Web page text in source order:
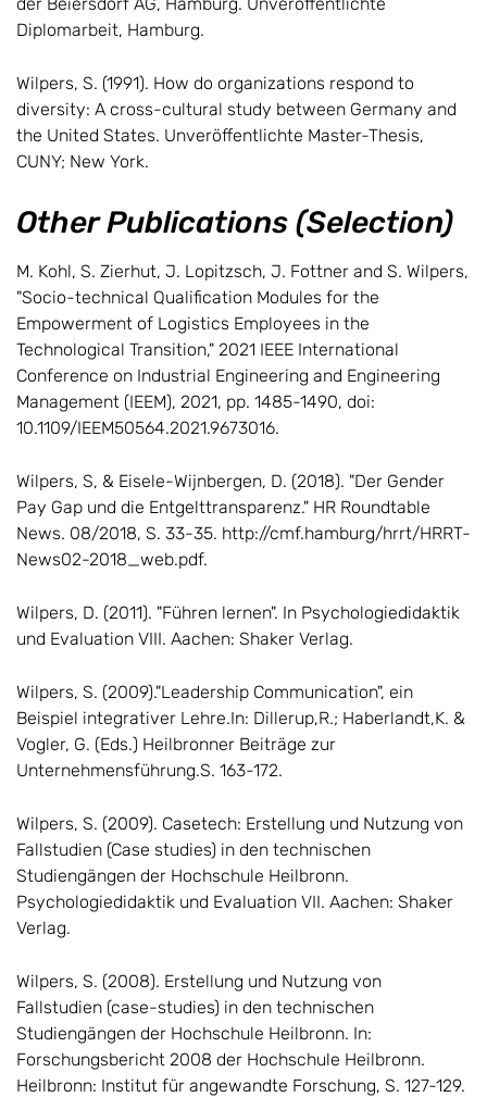
Diplomarbeit, Hamburg.
Wilpers, S. (1991). How do organizations respond to
diversity: A cross-cultural study between Germany and
the United States. Unveröffentlichte Master-Thesis,
CUNY; New York.
Other Publications (Selection)
M. Kohl, S. Zierhut, J. Lopitzsch, J. Fottner and S. Wilpers,
"Socio-technical Qualification Modules for the
Empowerment of Logistics Employees in the
Technological Transition," 2021 IEEE International
Conference on Industrial Engineering and Engineering
Management (IEEM), 2021, pp. 1485-1490, doi:
10.1109/IEEM50564.2021.9673016.
Wilpers, S, & Eisele-Wijnbergen, D. (2018). "Der Gender
Pay Gap und die Entgelttransparenz." HR Roundtable
News. 08/2018, S. 33-35. http://cmf.hamburg/hrrt/HRRT-
News02-2018_web.pdf.
Wilpers, D. (2011). "Führen lernen". In Psychologiedidaktik
und Evaluation VIII. Aachen: Shaker Verlag.
Wilpers, S. (2009)."Leadership Communication", ein
Beispiel integrativer Lehre.In: Dillerup,R.; Haberlandt,K. &
Vogler, G. (Eds.) Heilbronner Beiträge zur
Unternehmensführung.S. 163-172.
Wilpers, S. (2009). Casetech: Erstellung und Nutzung von
Fallstudien (Case studies) in den technischen
Studiengängen der Hochschule Heilbronn.
Psychologiedidaktik und Evaluation VII. Aachen: Shaker
Verlag.
Wilpers, S. (2008). Erstellung und Nutzung von
Fallstudien (case-studies) in den technischen
Studiengängen der Hochschule Heilbronn. In:
Forschungsbericht 2008 der Hochschule Heilbronn.
Heilbronn: Institut für angewandte Forschung, S. 127-129.